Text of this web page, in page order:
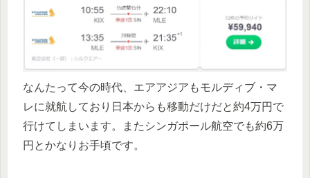
なんたって今の時代、エアアジアもモルディブ・マ
レに就航しており日本からも移動だけだと約4万円で
行けてしまいます。またシンガポール航空でも約6万
円とかなりお手頃です。